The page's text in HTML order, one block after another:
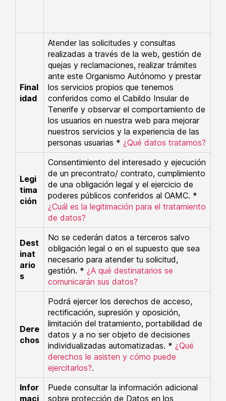
Final
idad
Atender las solicitudes y consultas
realizadas a través de la web, gestión de
quejas y reclamaciones, realizar trámites
ante este Organismo Autónomo y prestar
los servicios propios que tenemos
conferidos como el Cabildo Insular de
Tenerife y observar el comportamiento de
los usuarios en nuestra web para mejorar
nuestros servicios y la experiencia de las
personas usuarias * ¿Qué datos tratamos?
Legi
tima
ción
Consentimiento del interesado y ejecución
de un precontrato/ contrato, cumplimiento
de una obligación legal y el ejercicio de
poderes públicos conferidos al OAMC. *
¿Cuál es la legitimación para el tratamiento
de datos?
Dest
inat
ario
s
No se cederán datos a terceros salvo
obligación legal o en el supuesto que sea
necesario para atender tu solicitud,
gestión. * ¿A qué destinatarios se
comunicarán sus datos?
Dere
chos
Podrá ejercer los derechos de acceso,
rectificación, supresión y oposición,
limitación del tratamiento, portabilidad de
datos y a no ser objeto de decisiones
individualizadas automatizadas. * ¿Qué
derechos le asisten y cómo puede
ejercitarlos?.
Infor
maci
Puede consultar la información adicional
sobre protección de Datos en los